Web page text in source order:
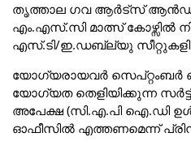
തൃത്താല ഗവ ആര്‍ട്സ്
എം.എസ്.സി മാത്സ് കോഴ്സില്‍
എസ്.ടി/ഇ.ഡബ്ല്യു
യോഗ്യരായവര്‍ സെപ്റ്റംബര്‍
യോഗ്യത തെളിയിക്കുന്ന
അപേക്ഷ (സി.എ.പി ഐ.ഡി
ഓഫീസില്‍ എത്തണമെന്ന്